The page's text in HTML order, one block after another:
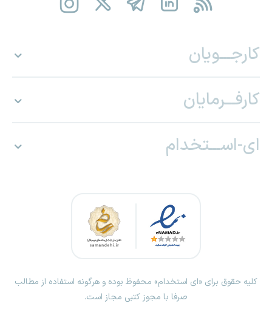
کارجـــویان
کارفـــرمایان
ای-اســـتخدام
کلیه حقوق برای «ای استخدام» محفوظ بوده و هرگونه استفاده از مطالب
صرفا با مجوز کتبی مجاز است.